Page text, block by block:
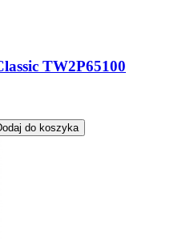
TW2P65100
do koszyka